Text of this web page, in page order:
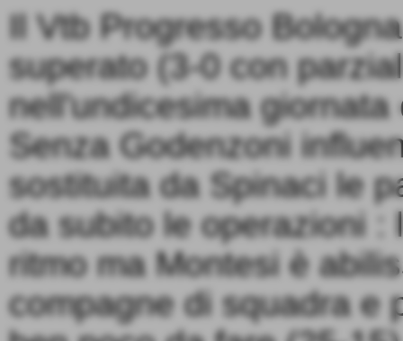
Il Vtb Progresso
superato (3-0 con
nell'undicesima giornata
Senza Godenzoni
sostituita da Spinaci le
da subito le operazioni :
ritmo ma Montesi è
compagne di squadra e